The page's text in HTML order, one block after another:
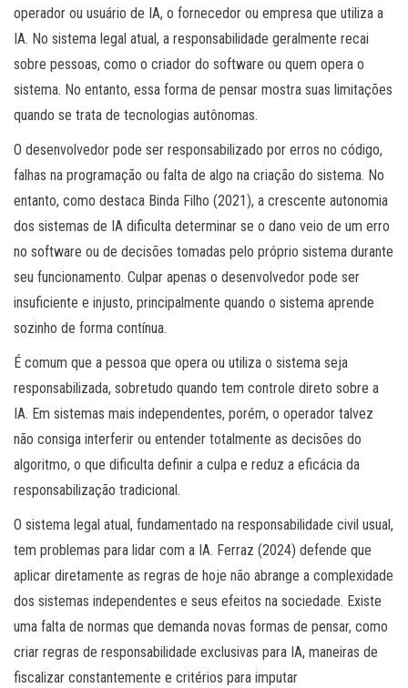
operador ou usuário de IA, o fornecedor ou empresa que utiliza a
IA. No sistema legal atual, a responsabilidade geralmente recai
sobre pessoas, como o criador do software ou quem opera o
sistema. No entanto, essa forma de pensar mostra suas limitações
quando se trata de tecnologias autônomas.
O desenvolvedor pode ser responsabilizado por erros no código,
falhas na programação ou falta de algo na criação do sistema. No
entanto, como destaca Binda Filho (2021), a crescente autonomia
dos sistemas de IA dificulta determinar se o dano veio de um erro
no software ou de decisões tomadas pelo próprio sistema durante
seu funcionamento. Culpar apenas o desenvolvedor pode ser
insuficiente e injusto, principalmente quando o sistema aprende
sozinho de forma contínua.
É comum que a pessoa que opera ou utiliza o sistema seja
responsabilizada, sobretudo quando tem controle direto sobre a
IA. Em sistemas mais independentes, porém, o operador talvez
não consiga interferir ou entender totalmente as decisões do
algoritmo, o que dificulta definir a culpa e reduz a eficácia da
responsabilização tradicional.
O sistema legal atual, fundamentado na responsabilidade civil usual,
tem problemas para lidar com a IA. Ferraz (2024) defende que
aplicar diretamente as regras de hoje não abrange a complexidade
dos sistemas independentes e seus efeitos na sociedade. Existe
uma falta de normas que demanda novas formas de pensar, como
criar regras de responsabilidade exclusivas para IA, maneiras de
fiscalizar constantemente e critérios para imputar